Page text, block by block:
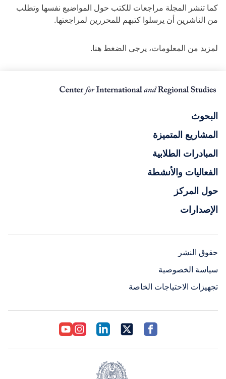
كما تنشر المجلة مراجعات للكتب حول المواضيع نفسها وتطلب
من الناشرين أن يرسلوا كتبهم للمحررين لمراجعتها.
لمزيد من المعلومات، يرجى الضغط هنا.
البحوث
المشاريع المتميزة
المبادرات الطلابية
الفعاليات والأنشطة
حول المركز
الإصدارات
حقوق النشر
سياسة الخصوصية
تجهيزات الاحتياجات الخاصة